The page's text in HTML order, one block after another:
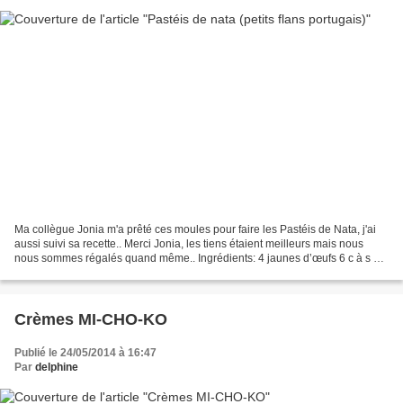
Ma collègue Jonia m'a prêté ces moules pour faire les Pastéis de Nata, j'ai
aussi suivi sa recette.. Merci Jonia, les tiens étaient meilleurs mais nous
nous sommes régalés quand même.. Ingrédients: 4 jaunes d’œufs 6 c à s de
Crèmes MI-CHO-KO
Publié le 24/05/2014 à 16:47
Par delphine